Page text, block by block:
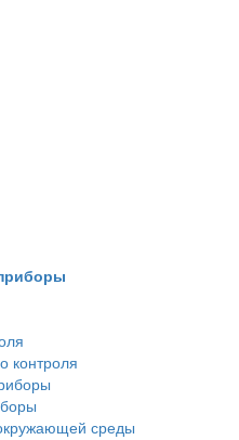
контроля
среды